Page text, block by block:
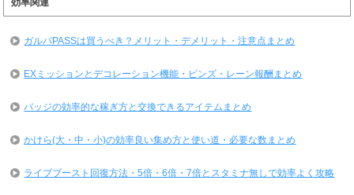
ガルパPASSは買うべき？メリット・デメリット・注意点まとめ
EXミッションとデコレーション機能・ピンズ・レーン報酬まとめ
バッジの効率的な稼ぎ方と交換できるアイテムまとめ
かけら(大・中・小)の効率良い集め方と使い道・必要な数まとめ
ライブブースト回復方法・5倍・6倍・7倍とスタミナ無しで効率よく攻略